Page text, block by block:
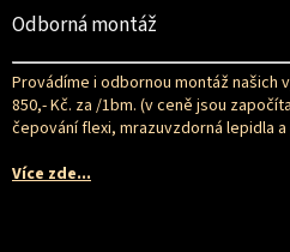
Odborná montáž
Provádíme i odbornou montáž našich
850,- Kč. za /1bm. (v ceně jsou
čepování flexi, mrazuvzdorná lepidla
Více zde...